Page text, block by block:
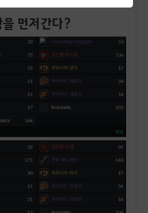
먼저간다?